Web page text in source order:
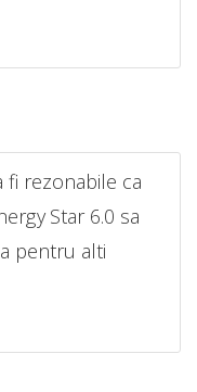
fi rezonabile ca
Star 6.0 sa
pentru alti